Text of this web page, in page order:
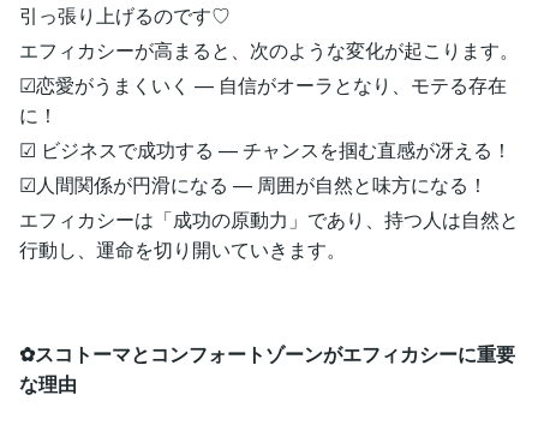
引っ張り上げるのです♡
エフィカシーが高まると、次のような変化が起こります。
☑恋愛がうまくいく — 自信がオーラとなり、モテる存在
に！
☑ ビジネスで成功する — チャンスを掴む直感が冴える！
☑人間関係が円滑になる — 周囲が自然と味方になる！
エフィカシーは「成功の原動力」であり、持つ人は自然と
行動し、運命を切り開いていきます。
✿スコトーマとコンフォートゾーンがエフィカシーに重要
な理由